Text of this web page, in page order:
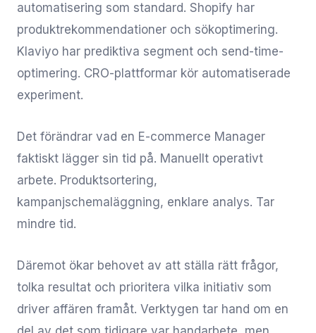
automatisering som standard. Shopify har
produktrekommendationer och sökoptimering.
Klaviyo har prediktiva segment och send-time-
optimering. CRO-plattformar kör automatiserade
experiment.
Det förändrar vad en E-commerce Manager
faktiskt lägger sin tid på. Manuellt operativt
arbete. Produktsortering,
kampanjschemaläggning, enklare analys. Tar
mindre tid.
Däremot ökar behovet av att ställa rätt frågor,
tolka resultat och prioritera vilka initiativ som
driver affären framåt. Verktygen tar hand om en